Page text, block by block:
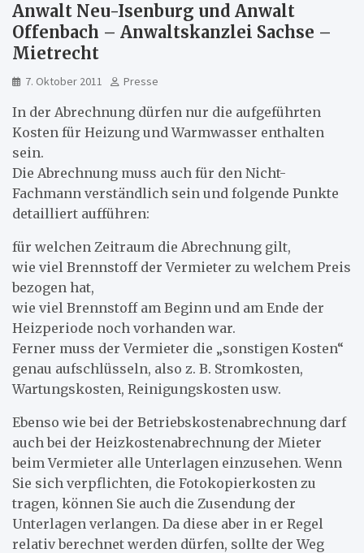
Anwalt Neu-Isenburg und Anwalt
Offenbach – Anwaltskanzlei Sachse –
Mietrecht
7. Oktober 2011 Presse
In der Abrechnung dürfen nur die aufgeführten
Kosten für Heizung und Warmwasser enthalten
sein.
Die Abrechnung muss auch für den Nicht-
Fachmann verständlich sein und folgende Punkte
detailliert aufführen:
für welchen Zeitraum die Abrechnung gilt,
wie viel Brennstoff der Vermieter zu welchem Preis
bezogen hat,
wie viel Brennstoff am Beginn und am Ende der
Heizperiode noch vorhanden war.
Ferner muss der Vermieter die „sonstigen Kosten“
genau aufschlüsseln, also z. B. Stromkosten,
Wartungskosten, Reinigungskosten usw.
Ebenso wie bei der Betriebskostenabrechnung darf
auch bei der Heizkostenabrechnung der Mieter
beim Vermieter alle Unterlagen einzusehen. Wenn
Sie sich verpflichten, die Fotokopierkosten zu
tragen, können Sie auch die Zusendung der
Unterlagen verlangen. Da diese aber in er Regel
relativ berechnet werden dürfen, sollte der Weg